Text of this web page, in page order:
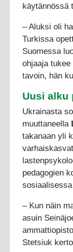
käytännössä
– Aluksi oli
Turkissa
Suomessa
ohjaaja
tavoin, hän
Uusi alku
Ukrainasta
muuttaneella
takanaan yli
pedagogien
– Kun näin
asuin
Stetsiuk